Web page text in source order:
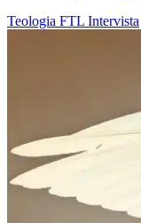
Teologia FTL Intervista